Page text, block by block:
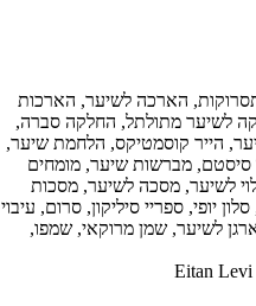
תסרוקות, הארכה לשיער, הארכות
לשיער מתולתל, החלקה סברה,
הייר קוסמטיקס, הלחמת שיער,
סיסטם, מברשות שיער, מומחים
לשיער, מסכה לשיער, מסכות
ספריי סיליקון, סרום, עיבוי
לשיער, שמן מרוקאי, שמפו,